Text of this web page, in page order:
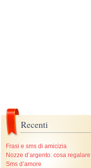
Recenti
Frasi e sms di amicizia
Nozze d’argento: cosa regalare
Sms d’amore